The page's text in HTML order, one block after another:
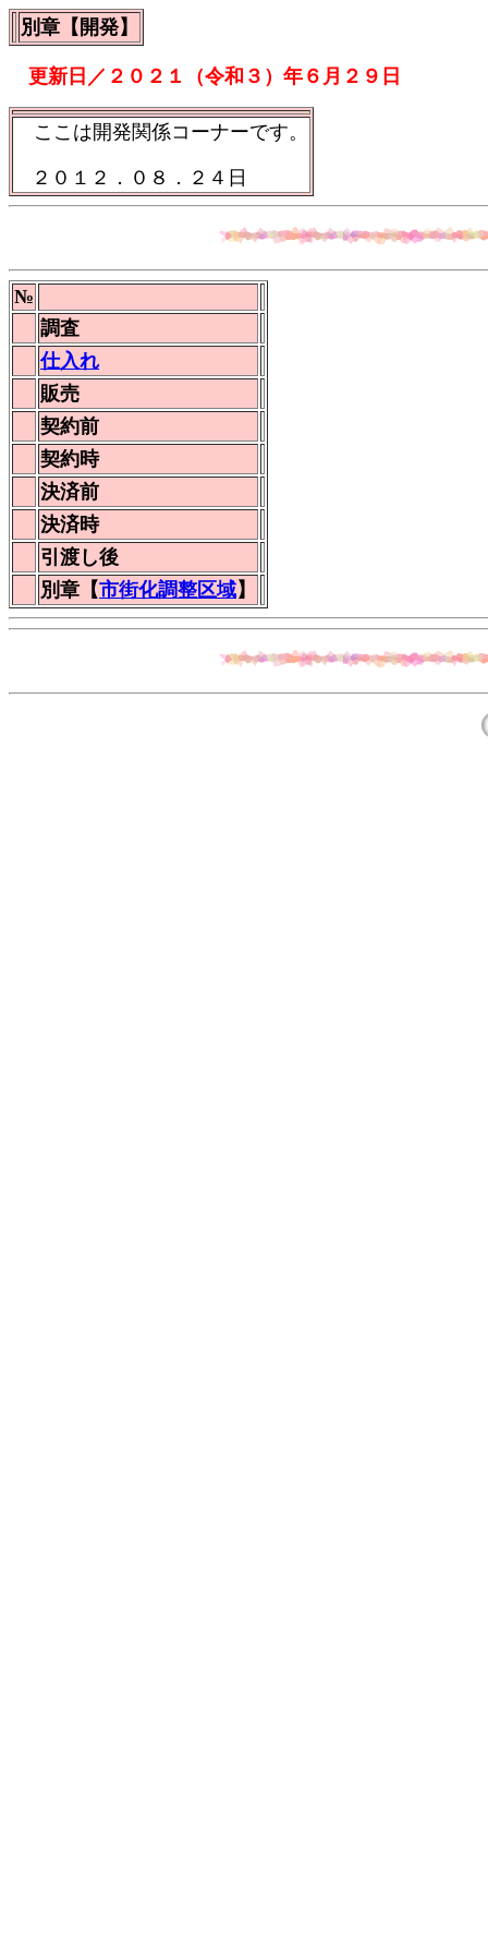
別章【開発】
更新日／ ２０２１（令和３）年６月２９日
ここは開発関係コーナーです。
２０１２．０８．２４日
№
調査
仕入れ
販売
契約前
契約時
決済前
決済時
引渡し後
別章【市街化調整区域】